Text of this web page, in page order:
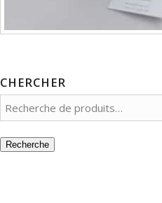
CHERCHER
Recherche